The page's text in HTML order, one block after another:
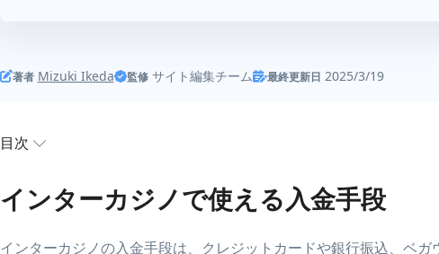
著者 Mizuki Ikeda 監修 サイト編集チーム 最終更新日 2025/3/19
目次
インターカジノで使える入金手段
インターカジノのクレジットカード入金について
インターカジノで使える入金手段
インターカジノの入金手段は、クレジットカードや銀行振込、ベ